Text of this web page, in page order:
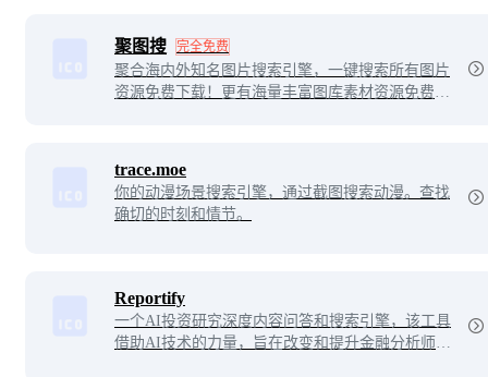
聚图搜 完全免费
聚合海内外知名图片搜索引擎，一键搜索所有图片
资源免费下载！更有海量丰富图库素材资源免费获
trace.moe
你的动漫场景搜索引擎，通过截图搜索动漫。查找
确切的时刻和情节。
Reportify
一个AI投资研究深度内容问答和搜索引擎，该工具
借助AI技术的力量，旨在改变和提升金融分析师处